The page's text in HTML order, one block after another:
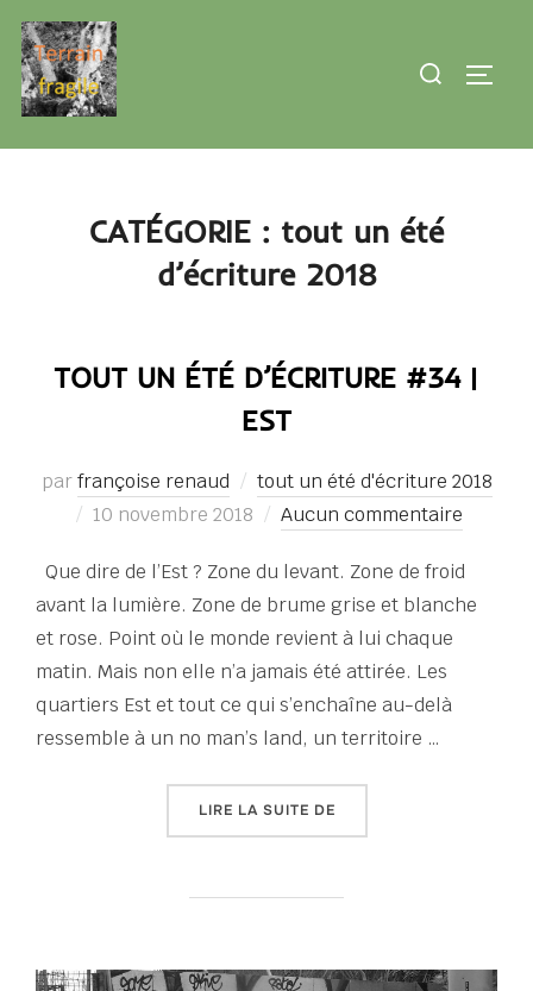
contenu
Rechercher :
CATÉGORIE : tout un été
d’écriture 2018
TOUT UN ÉTÉ D’ÉCRITURE #34 |
EST
parfrançoise renaud
tout un été d'écriture 2018
Publié
10 novembre 2018 Aucun commentaire
Que dire de l’Est ? Zone du levant. Zone de froid
avant la lumière. Zone de brume grise et blanche
et rose. Point où le monde revient à lui chaque
matin. Mais non elle n’a jamais été attirée. Les
quartiers Est et tout ce qui s’enchaîne au-delà
ressemble à un no man’s land, un territoire …
LIRE LA SUITE DE« TOUT UN ÉTÉ